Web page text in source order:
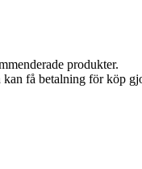
produkter.
få betalning för köp